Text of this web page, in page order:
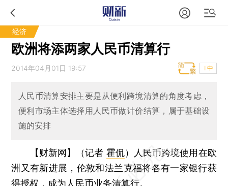
经济
欧洲将添两家人民币清算行
2014年04月01日 19:57 T中
人民币清算安排主要是从便利跨境清算的角度考虑，
便利市场主体选择用人民币做计价结算，属于基础设
施的安排
【财新网】（记者 霍侃）
人民币跨境使用在欧
洲又有新进展，伦敦和法兰克福将各有一家银行获
得授权，成为人民币业务清算行。